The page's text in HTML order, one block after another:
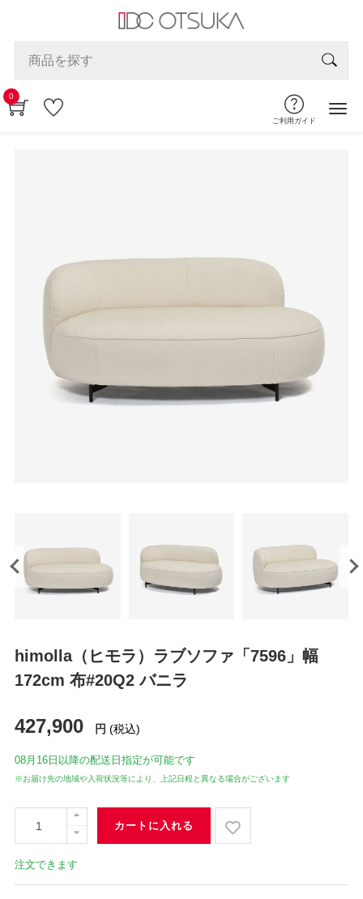
0
ご利用ガイド
himolla（ヒモラ）ラブソファ「7596」幅
172cm 布#20Q2 バニラ
427,900 円 (税込)
08月16日 以降の配送日指定が可能です
※お届け先の地域や入荷状況等により、上記日程と異なる場合がございます
カートに入れる
注文できます